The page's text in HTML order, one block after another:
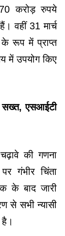
करोड़ रुपये
वहीं 31 मार्च
रूप में प्राप्त
में उपयोग किए
सख्त, एसआईटी
की गणना
गंभीर चिंता
के बाद जारी
से सभी न्यासी